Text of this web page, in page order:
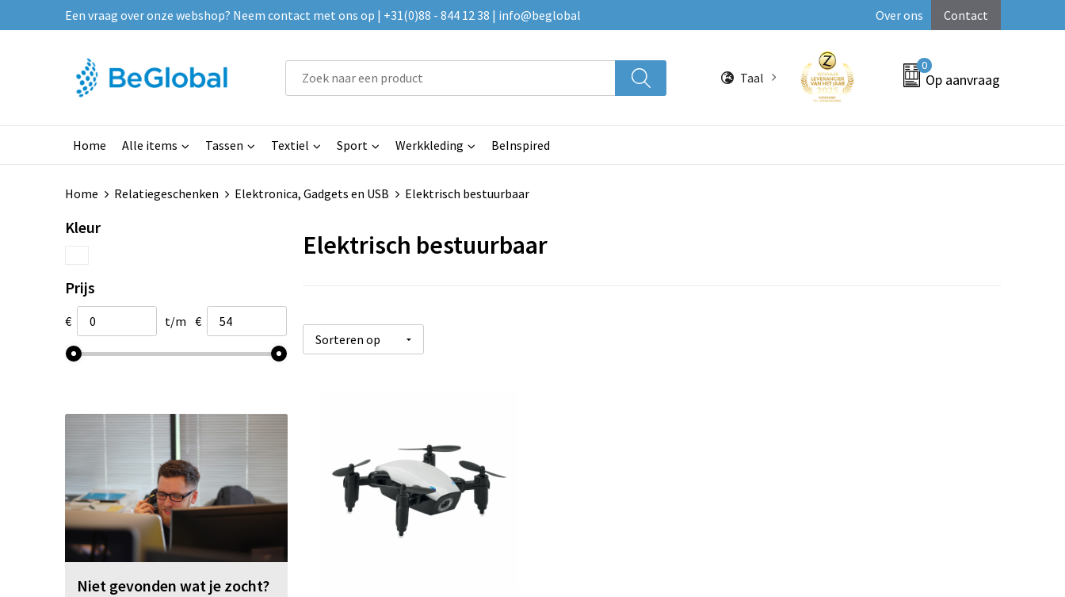
Een vraag over onze webshop? Neem contact met ons op | +31(0)88 - 844 12 38 | info@beglobal Over ons Contact
Taal
0
Op aanvraag
Home Alle items Tassen Textiel Sport Werkkleding BeInspired
Home Relatiegeschenken Elektronica, Gadgets en USB Elektrisch bestuurbaar
Kleur
Prijs
€ t/m €
Niet gevonden wat je zocht?
Elektrisch bestuurbaar